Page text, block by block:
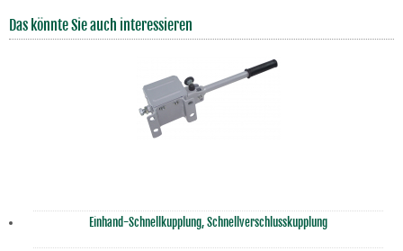
Das könnte Sie auch interessieren
Einhand-Schnellkupplung, Schnellverschlusskupplung